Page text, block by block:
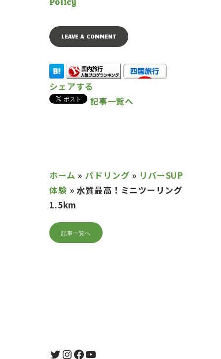
シェアする
記事一覧へ
ホーム » パドリング » リバーSUP
体験 » 水質最高！ミニツーリング
1.5km
記事一覧へ
Twitter
Instagram
Facebook
YouTube